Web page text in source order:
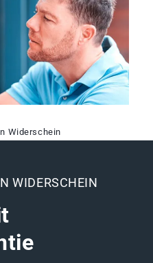
Widerschein
WIDERSCHEIN